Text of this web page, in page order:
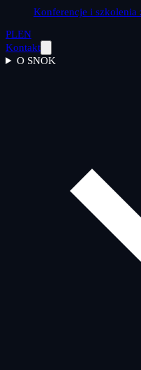
Konferencje i szkolenia
PLEN
Kontakt
O SNOK